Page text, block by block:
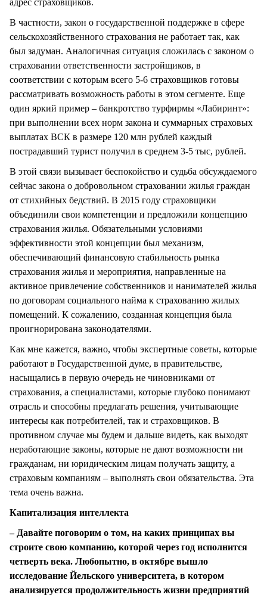
В частности, закон о государственной поддержке в сфере
сельскохозяйственного страхования не работает так, как
был задуман. Аналогичная ситуация сложилась с законом о
страховании ответственности застройщиков, в
соответствии с которым всего 5-6 страховщиков готовы
рассматривать возможность работы в этом сегменте. Еще
один яркий пример – банкротство турфирмы «Лабиринт»:
при выполнении всех норм закона и суммарных страховых
выплатах ВСК в размере 120 млн рублей каждый
пострадавший турист получил в среднем 3-5 тыс, рублей.
В этой связи вызывает беспокойство и судьба обсуждаемого
сейчас закона о добровольном страховании жилья граждан
от стихийных бедствий. В 2015 году страховщики
объединили свои компетенции и предложили концепцию
страхования жилья. Обязательными условиями
эффективности этой концепции был механизм,
обеспечивающий финансовую стабильность рынка
страхования жилья и мероприятия, направленные на
активное привлечение собственников и нанимателей жилья
по договорам социального найма к страхованию жилых
помещений. К сожалению, созданная концепция была
проигнорирована законодателями.
Как мне кажется, важно, чтобы экспертные советы, которые
работают в Государственной думе, в правительстве,
насыщались в первую очередь не чиновниками от
страхования, а специалистами, которые глубоко понимают
отрасль и способны предлагать решения, учитывающие
интересы как потребителей, так и страховщиков. В
противном случае мы будем и дальше видеть, как выходят
неработающие законы, которые не дают возможности ни
гражданам, ни юридическим лицам получать защиту, а
страховым компаниям – выполнять свои обязательства. Эта
тема очень важна.
Капитализация интеллекта
– Давайте поговорим о том, на каких принципах вы
строите свою компанию, которой через год исполнится
четверть века. Любопытно, в октябре вышло
исследование Йельского университета, в котором
анализируется продолжительность жизни предприятий